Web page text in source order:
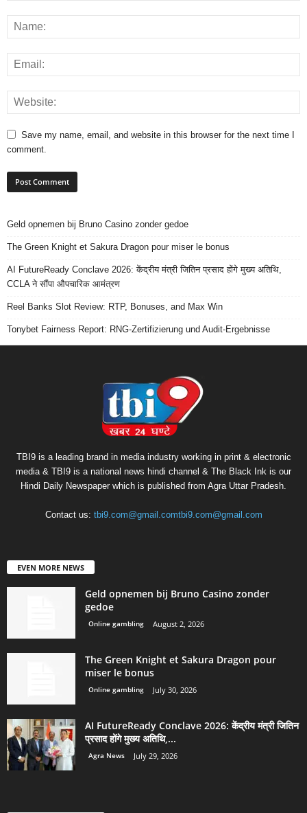
Save my name, email, and website in this browser for the next time I
comment.
Geld opnemen bij Bruno Casino zonder gedoe
The Green Knight et Sakura Dragon pour miser le bonus
AI FutureReady Conclave 2026: केंद्रीय मंत्री जितिन प्रसाद होंगे मुख्य अतिथि,
CCLA ने सौंपा औपचारिक आमंत्रण
Reel Banks Slot Review: RTP, Bonuses, and Max Win
Tonybet Fairness Report: RNG-Zertifizierung und Audit-Ergebnisse
TBI9 is a leading brand in media industry working in print & electronic
media & TBI9 is a national news hindi channel & The Black Ink is our
Hindi Daily Newspaper which is published from Agra Uttar Pradesh.
Contact us: tbi9.com@gmail.comtbi9.com@gmail.com
EVEN MORE NEWS
Geld opnemen bij Bruno Casino zonder
gedoe
Online gambling August 2, 2026
The Green Knight et Sakura Dragon pour
miser le bonus
Online gambling July 30, 2026
AI FutureReady Conclave 2026: केंद्रीय मंत्री जितिन
प्रसाद होंगे मुख्य अतिथि,...
Agra News July 29, 2026